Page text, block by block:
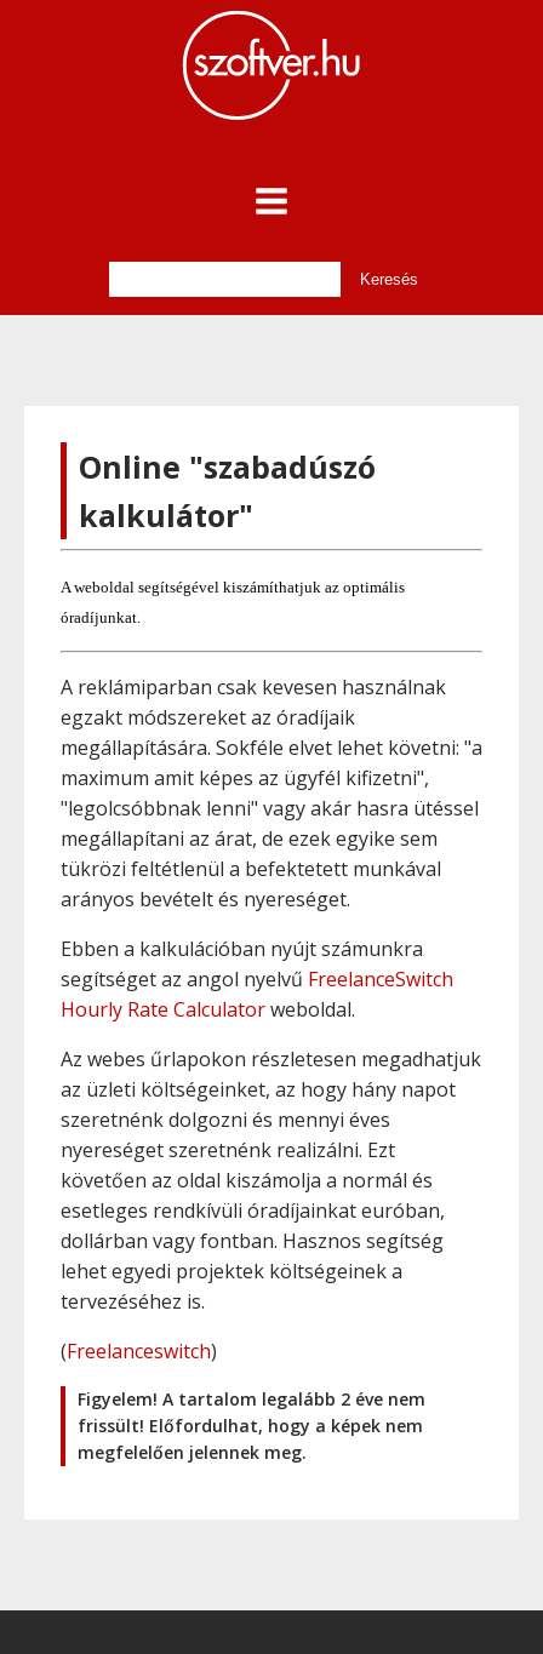
Online "szabadúszó
kalkulátor"
A weboldal segítségével kiszámíthatjuk az optimális
óradíjunkat.
A reklámiparban csak kevesen használnak
egzakt módszereket az óradíjaik
megállapítására. Sokféle elvet lehet követni: "a
maximum amit képes az ügyfél kifizetni",
"legolcsóbbnak lenni" vagy akár hasra ütéssel
megállapítani az árat, de ezek egyike sem
tükrözi feltétlenül a befektetett munkával
arányos bevételt és nyereséget.
Ebben a kalkulációban nyújt számunkra
segítséget az angol nyelvű FreelanceSwitch
Hourly Rate Calculatorweboldal.
Az webes űrlapokon részletesen megadhatjuk
az üzleti költségeinket, az hogy hány napot
szeretnénk dolgozni és mennyi éves
nyereséget szeretnénk realizálni. Ezt
követően az oldal kiszámolja a normál és
esetleges rendkívüli óradíjainkat euróban,
dollárban vagy fontban. Hasznos segítség
lehet egyedi projektek költségeinek a
tervezéséhez is.
(Freelanceswitch)
Figyelem! A tartalom legalább 2 éve nem
frissült! Előfordulhat, hogy a képek nem
megfelelően jelennek meg.